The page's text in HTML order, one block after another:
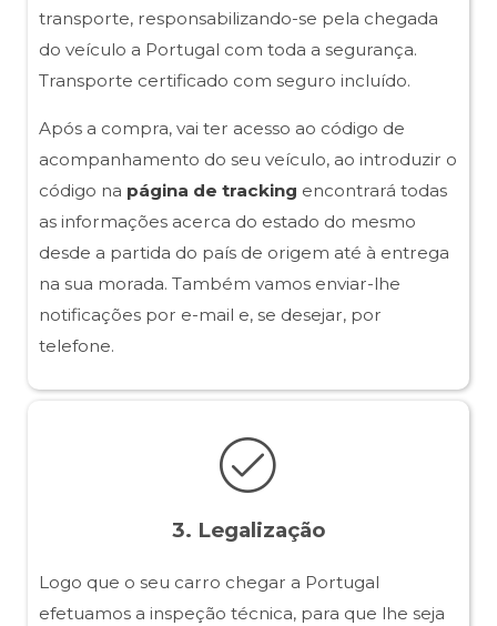
transporte, responsabilizando-se pela chegada
do veículo a Portugal com toda a segurança.
Transporte certificado com seguro incluído.
Após a compra, vai ter acesso ao código de
acompanhamento do seu veículo, ao introduzir o
código na página de tracking encontrará todas
as informações acerca do estado do mesmo
desde a partida do país de origem até à entrega
na sua morada. Também vamos enviar-lhe
notificações por e-mail e, se desejar, por
telefone.
3. Legalização
Logo que o seu carro chegar a Portugal
efetuamos a inspeção técnica, para que lhe seja